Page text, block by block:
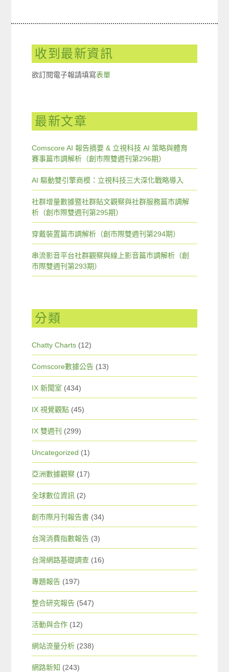
收到最新資訊
欲訂閱電子報請填寫表單
最新文章
Comscore AI 報告摘要 & 立視科技 AI 策略與體育
賽事篇市調解析（創市際雙週刊第296期）
AI 驅動雙引擎商模：立視科技三大深化戰略導入
社群增量數據暨社群貼文觀察與社群服務篇市調解
析（創市際雙週刊第295期）
穿戴裝置篇市調解析（創市際雙週刊第294期）
串流影音平台社群觀察與線上影音篇市調解析（創
市際雙週刊第293期）
分類
Chatty Charts (12)
Comscore數據公告 (13)
IX 新聞室 (434)
IX 視覺觀點 (45)
IX 雙週刊 (299)
Uncategorized (1)
亞洲數據觀察 (17)
全球數位資訊 (2)
創市際月刊報告書 (34)
台灣消費指數報告 (3)
台灣網路基礎調查 (16)
專題報告 (197)
整合研究報告 (547)
活動與合作 (12)
網站流量分析 (238)
網路新知 (243)